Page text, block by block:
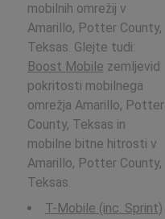
mobilnih omrežij v
Amarillo, Potter County,
Teksas. Glejte tudi:
Boost Mobile zemljevid
pokritosti mobilnega
omrežja Amarillo, Potter
County, Teksas in
mobilne bitne hitrosti v
Amarillo, Potter County,
Teksas.
T-Mobile (inc. Sprint)